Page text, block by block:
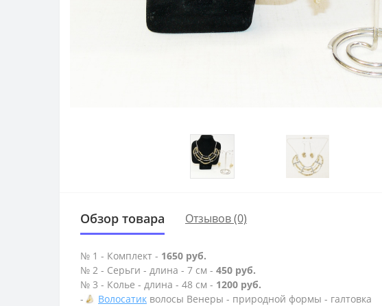
Обзор товара Отзывов (0)
№ 1 - Комплект - 1650 руб.
№ 2 - Серьги - длина - 7 см - 450 руб.
№ 3 - Колье - длина - 48 см - 1200 руб.
-
Волосатик волосы Венеры - природной формы - галтовка